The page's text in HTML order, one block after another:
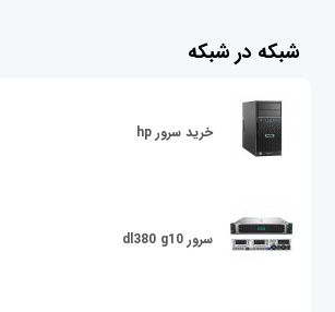
شبکه در شبکه
خرید سرور hp
سرور dl380 g10